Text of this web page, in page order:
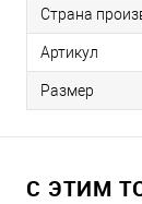
Страна
Артикул
Размер
С ЭТИМ